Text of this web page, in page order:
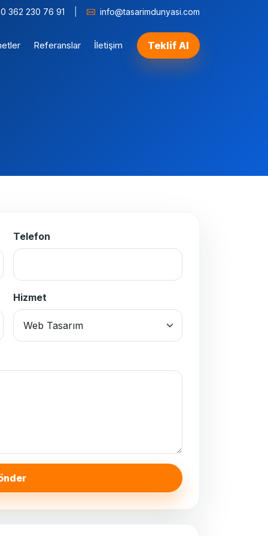
362 230 76 91 info@tasarimdunyasi.com
Referanslar İletişim Teklif Al
Telefon
Hizmet